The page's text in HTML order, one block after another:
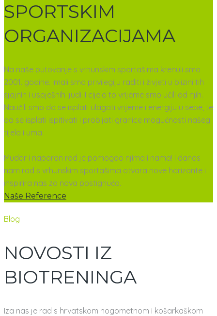
SPORTSKIM
ORGANIZACIJAMA
Na naše putovanje s vrhunskim sportašima krenuli smo
2001. godine. Imali smo privilegiju raditi i živjeti u blizini tih
sjajnih i uspješnih ljudi. I cijelo to vrijeme smo učili od njih.
Naučili smo da se isplati ulagati vrijeme i energiju u sebe, te
da se isplati ispitivati i probijati granice mogućnosti našeg
tijela i uma.
Mudar i naporan rad je pomogao njima i nama! I danas
nam rad s vrhunskim sportašima otvara nove horizonte i
inspirira nas za nova postignuća.
Naše Reference
Blog
NOVOSTI IZ
BIOTRENINGA
Iza nas je rad s hrvatskom nogometnom i košarkaškom